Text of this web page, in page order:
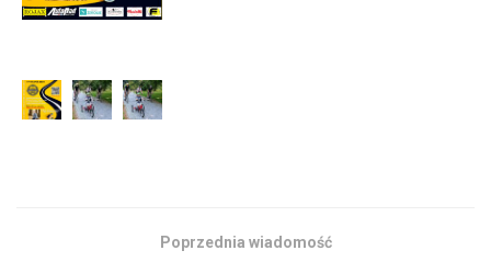
Poprzednia wiadomość